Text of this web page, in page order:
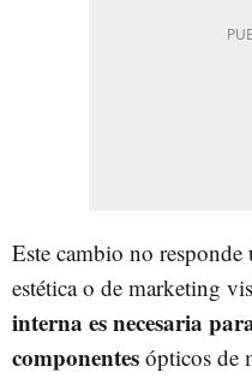
Este cambio no responde
estética o de marketing
interna es necesaria
componentes ópticos de